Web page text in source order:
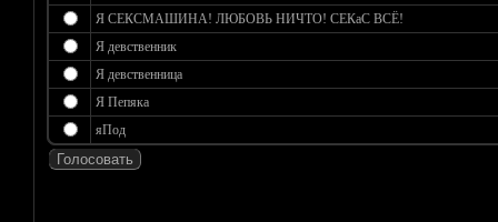
Я СЕКСМАШИНА! ЛЮБОВЬ НИЧТО! СЕКаС ВСЁ!
Я девственник
Я девственница
Я Пепяка
яПод